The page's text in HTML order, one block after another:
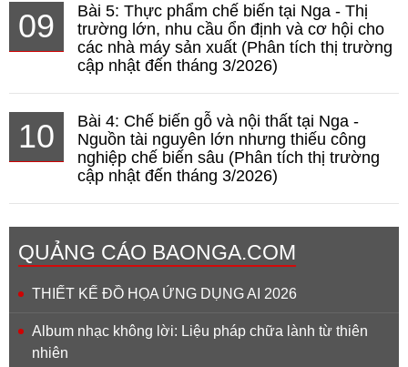
09
Bài 5: Thực phẩm chế biến tại Nga - Thị
trường lớn, nhu cầu ổn định và cơ hội cho
các nhà máy sản xuất (Phân tích thị trường
cập nhật đến tháng 3/2026)
10
Bài 4: Chế biến gỗ và nội thất tại Nga -
Nguồn tài nguyên lớn nhưng thiếu công
nghiệp chế biến sâu (Phân tích thị trường
cập nhật đến tháng 3/2026)
QUẢNG CÁO BAONGA.COM
THIẾT KẾ ĐỒ HỌA ỨNG DỤNG AI 2026
Album nhạc không lời: Liệu pháp chữa lành từ thiên
nhiên